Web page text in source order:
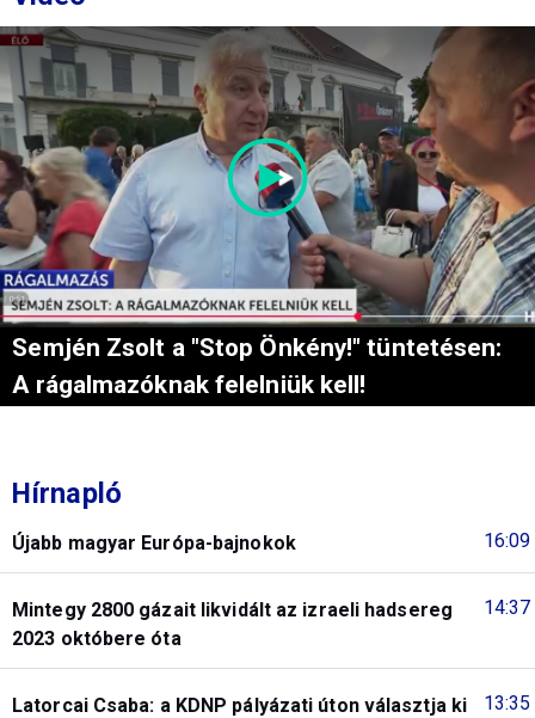
Semjén Zsolt a "Stop Önkény!" tüntetésen:
A rágalmazóknak felelniük kell!
Hírnapló
16:09
Újabb magyar Európa-bajnokok
14:37
Mintegy 2800 gázait likvidált az izraeli hadsereg
2023 októbere óta
13:35
Latorcai Csaba: a KDNP pályázati úton választja ki